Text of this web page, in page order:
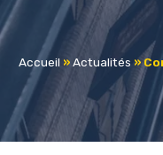
Accueil »Actualités »